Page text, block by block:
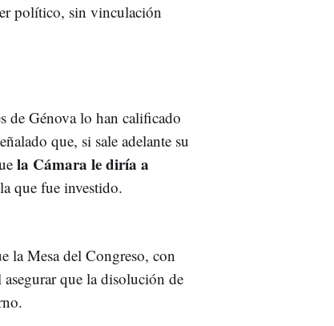
político, sin vinculación
de Génova lo han calificado
que, si sale adelante su
la Cámara le diría a
que fue investido.
la Mesa del Congreso, con
que la disolución de